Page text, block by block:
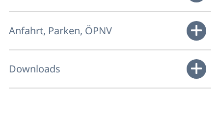
Anfahrt, Parken, ÖPNV
Downloads